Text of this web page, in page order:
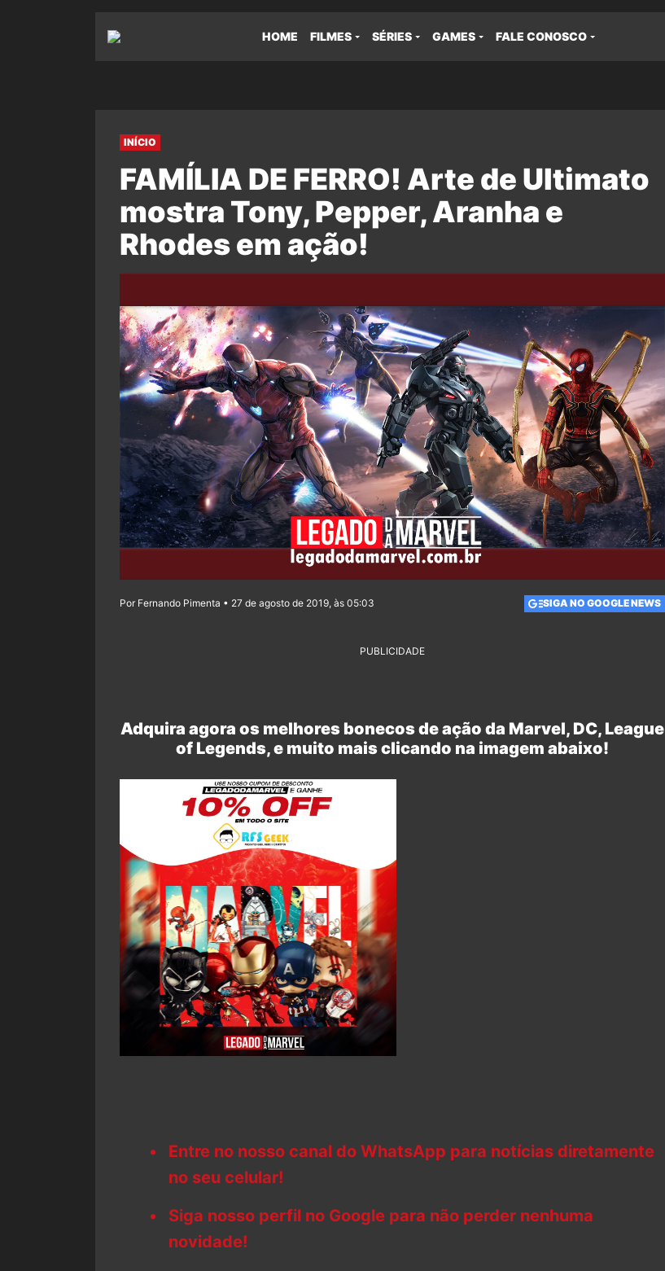
HOME FILMES SÉRIES GAMES FALE CONOSCO
INÍCIO
FAMÍLIA DE FERRO! Arte de Ultimato
mostra Tony, Pepper, Aranha e
Rhodes em ação!
Por Fernando Pimenta • 27 de agosto de 2019, às 05:03 SIGA NO GOOGLE NEWS
PUBLICIDADE
Adquira agora os melhores bonecos de ação da Marvel, DC, League
of Legends, e muito mais clicando na imagem abaixo!
Entre no nosso canal do WhatsApp para notícias diretamente
no seu celular!
Siga nosso perfil no Google para não perder nenhuma
novidade!